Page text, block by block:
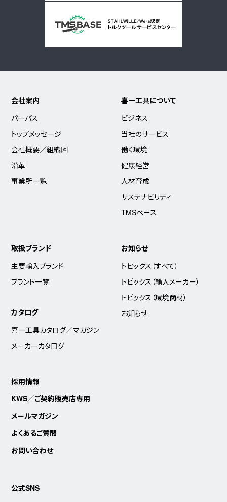
会社案内
パーパス
トップメッセージ
会社概要／組織図
沿革
事業所一覧
喜一工具について
ビジネス
当社のサービス
働く環境
健康経営
人材育成
サステナビリティ
TMSベース
取扱ブランド
主要輸入ブランド
ブランド一覧
カタログ
喜一工具カタログ／マガジン
メーカーカタログ
お知らせ
トピックス（すべて）
トピックス（輸入メーカー）
トピックス（環境商材）
お知らせ
採用情報
KWS／ご契約販売店専用
メールマガジン
よくあるご質問
お問い合わせ
公式SNS